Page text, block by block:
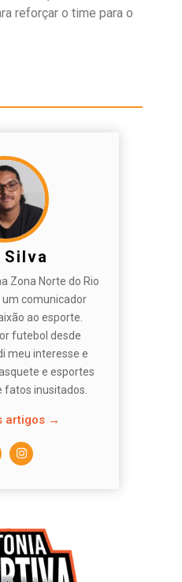
reforçar o time para o
Zona Norte do Rio
um comunicador
ao esporte.
futebol desde
meu interesse e
e esportes
fatos inusitados.
artigos →